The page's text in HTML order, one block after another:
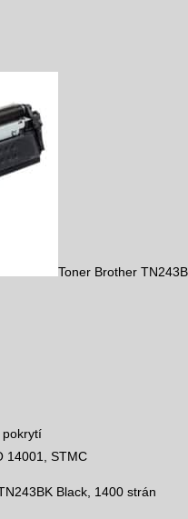
Toner Brother
pokrytí
14001, STMC
Black, 1400 strán